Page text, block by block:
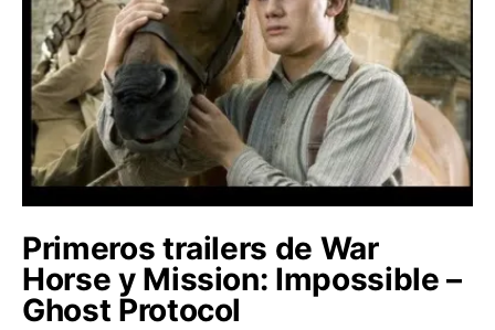
Primeros trailers de War
Horse y Mission: Impossible –
Ghost Protocol